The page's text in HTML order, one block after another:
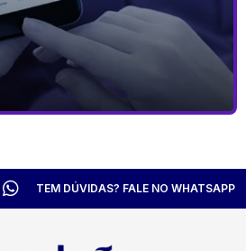
TEM DÚVIDAS? FALE NO WHATSAPP